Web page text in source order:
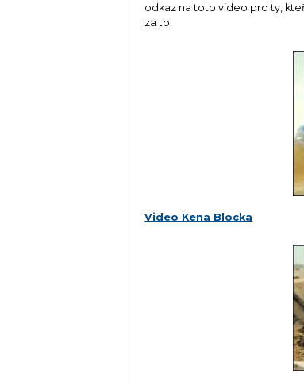
odkaz na toto video pro ty,
za to!
Video Kena Blocka